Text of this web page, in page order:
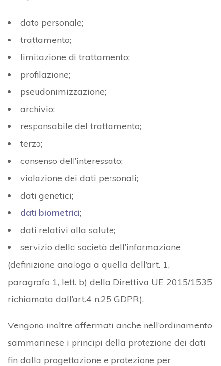
dato personale;
trattamento;
limitazione di trattamento;
profilazione;
pseudonimizzazione;
archivio;
responsabile del trattamento;
terzo;
consenso dell’interessato;
violazione dei dati personali;
dati genetici;
dati biometrici;
dati relativi alla salute;
servizio della società dell’informazione
(definizione analoga a quella dell’art. 1,
paragrafo 1, lett. b) della Direttiva UE 2015/1535
richiamata dall’art.4 n.25 GDPR).
Vengono inoltre affermati anche nell’ordinamento
sammarinese i principi della protezione dei dati
fin dalla progettazione e protezione per